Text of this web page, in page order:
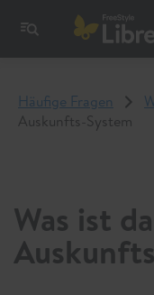
Häufige Fragen
Auskunfts-System
Was ist